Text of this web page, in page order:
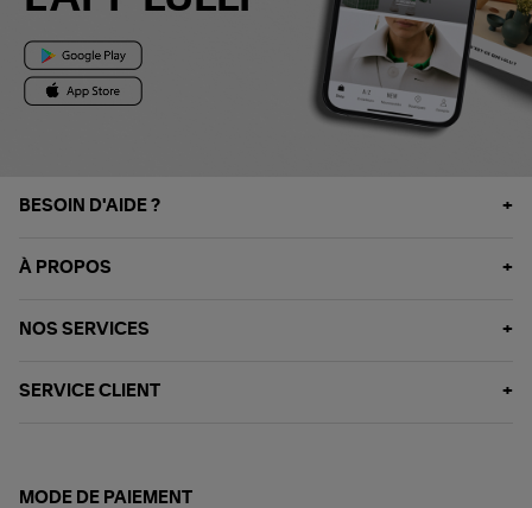
BESOIN D'AIDE ?
À PROPOS
NOS SERVICES
SERVICE CLIENT
MODE DE PAIEMENT